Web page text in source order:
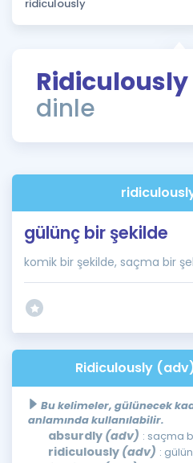
Puan Hesaplama
ÖSYM Sınav Takvimi
Kampanyalar
İngilizce Gramer
Ridiculously
dinle
gülünç bir şekilde
komik bir şekilde, saçma bir
Ridiculously (adv)
Bu kelimeler, gülünecek
anlamında kullanılabilir.
absurdly (adv) : saçma
ridiculously (adv) :